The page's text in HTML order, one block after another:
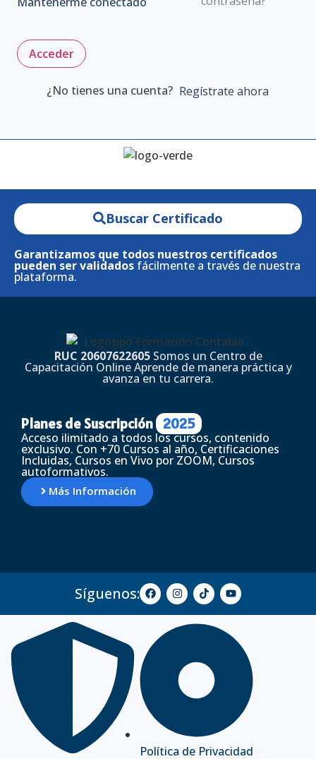
Acceder
¿No tienes una cuenta? Regístrate ahora
Buscar Certificado
Garantizamos que todos nuestros certificados
pueden ser validados fácilmente a través de nuestra
plataforma.
RUC 20607622605 Somos un Centro de
Capacitación Online Aprende de manera práctica y
avanza en tu carrera.
Planes de Suscripción 2025
Acceso ilimitado a todos los cursos, contenido
exclusivo. Con +70 Cursos al año, Certificaciones
Incluidas, Cursos en Vivo por ZOOM, Cursos
autoformativos.
Más Información
Síguenos:
Política de Privacidad